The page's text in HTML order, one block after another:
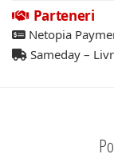
Parteneri
Netopia
Sameday –